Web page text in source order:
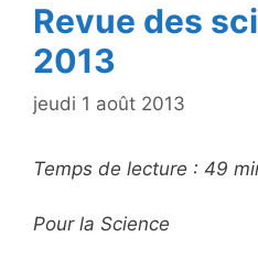
Revue des
2013
jeudi 1 août 2013
Temps de lecture : 49
Pour la Science